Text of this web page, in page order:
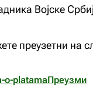
Војске
преузетни на
o-platamaПреузми